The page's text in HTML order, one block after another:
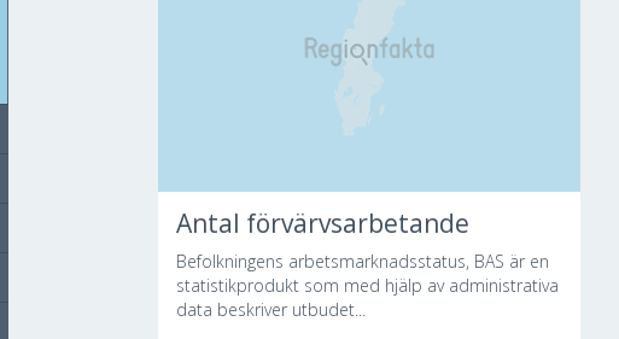
Antal förvärvsarbetande
Befolkningens arbetsmarknadsstatus, BAS är en
statistikprodukt som med hjälp av administrativa
data beskriver utbudet...